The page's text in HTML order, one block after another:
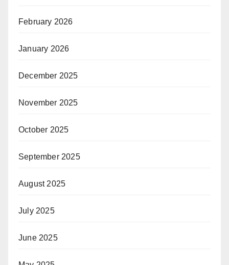
February 2026
January 2026
December 2025
November 2025
October 2025
September 2025
August 2025
July 2025
June 2025